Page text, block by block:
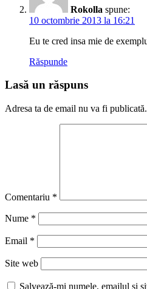
Rokolla spune:
10 octombrie 2013 la 16:21
Eu te cred insa mie de
Răspunde
Lasă un răspuns
Adresa ta de email nu va fi publicată.
Comentariu *
Nume *
Email *
Site web
Salvează-mi numele, emailul și